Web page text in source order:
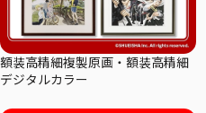
額装高精細複製原画・額装高精細
デジタルカラー